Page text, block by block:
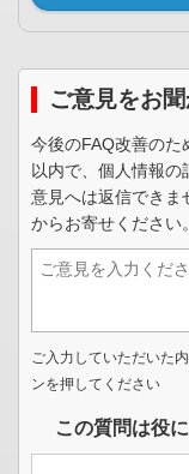
ご意見をお
今後のFAQ改善の
以内で、個人情報
意見へは返信できま
からお寄せください。
ご入力していただいた
ンを押してください
この質問は役